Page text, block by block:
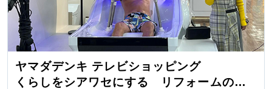
ヤマダデンキ テレビショッピング
くらしをシアワセにする リフォームの